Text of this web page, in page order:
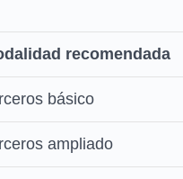
recomendada
básico
ampliado